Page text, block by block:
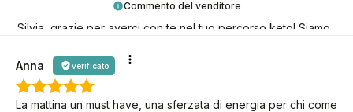
Commento del venditore
Silvia, grazie per averci con te nel tuo percorso keto! Siamo
Anna verificato
La mattina un must have, una sferzata di energia per chi come